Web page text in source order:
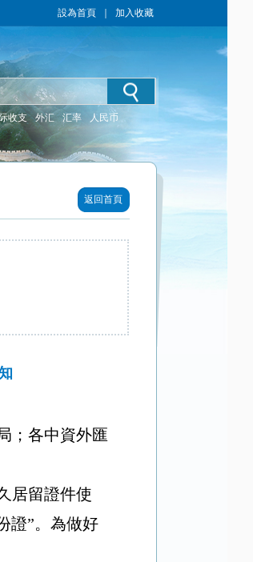
設為首頁 加入收藏
收支 外汇 汇率 人民币
返回首頁
；各中資外匯
居留證件使
證”。為做好